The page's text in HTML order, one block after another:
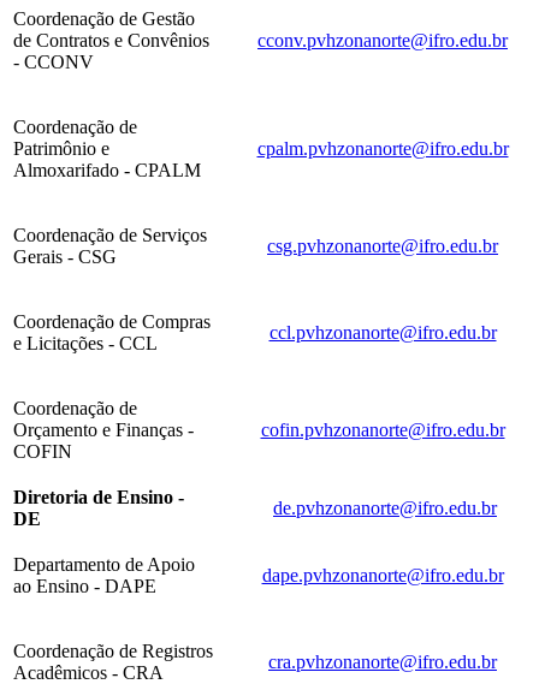
Coordenação de Gestão
de Contratos e Convênios
- CCONV
cconv.pvhzonanorte@ifro.edu.br
Coordenação de
Patrimônio e
Almoxarifado - CPALM
cpalm.pvhzonanorte@ifro.edu.br
Coordenação de Serviços
Gerais - CSG
csg.pvhzonanorte@ifro.edu.br
Coordenação de Compras
e Licitações - CCL
ccl.pvhzonanorte@ifro.edu.br
Coordenação de
Orçamento e Finanças -
COFIN
cofin.pvhzonanorte@ifro.edu.br
Diretoria de Ensino -
DE
de.pvhzonanorte@ifro.edu.br
Departamento de Apoio
ao Ensino - DAPE
dape.pvhzonanorte@ifro.edu.br
Coordenação de Registros
Acadêmicos - CRA
cra.pvhzonanorte@ifro.edu.br